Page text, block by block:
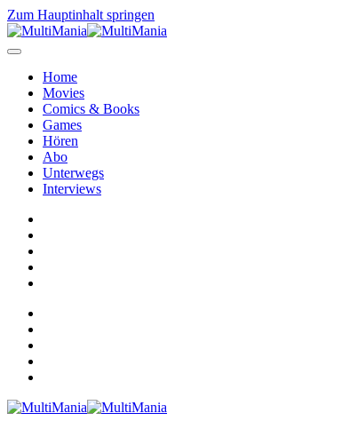
Zum Hauptinhalt springen
Home
Movies
Comics & Books
Games
Hören
Abo
Unterwegs
Interviews